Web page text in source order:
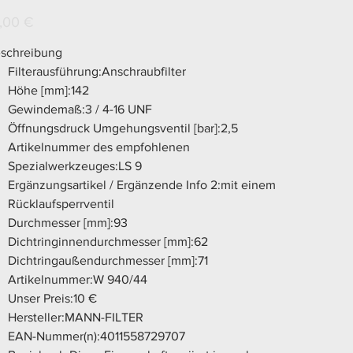
Filterausführung:Anschraubfilter
Höhe [mm]:142
Gewindemaß:3 / 4-16 UNF
Öffnungsdruck Umgehungsventil [bar]:2,5
Artikelnummer des empfohlenen
Spezialwerkzeuges:LS 9
Ergänzungsartikel / Ergänzende Info 2:mit einem
Rücklaufsperrventil
Durchmesser [mm]:93
Dichtringinnendurchmesser [mm]:62
Dichtringaußendurchmesser [mm]:71
Artikelnummer:W 940/44
Unser Preis:10 €
Hersteller:MANN-FILTER
EAN-Nummer(n):4011558729707